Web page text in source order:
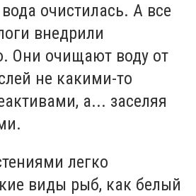
очистилась. А все
внедрили
Они очищают воду от
не какими-то
а... заселяя
легко
виды рыб, как белый